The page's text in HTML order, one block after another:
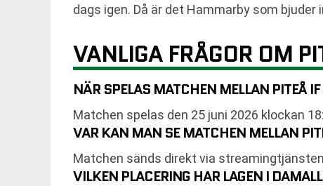
dags igen. Då är det Hammarby som bjuder
VANLIGA FRÅGOR OM
NÄR SPELAS MATCHEN MELLAN PITEÅ
Matchen spelas den 25 juni 2026 klockan
VAR KAN MAN SE MATCHEN MELLAN
Matchen sänds direkt via
VILKEN PLACERING HAR LAGEN I